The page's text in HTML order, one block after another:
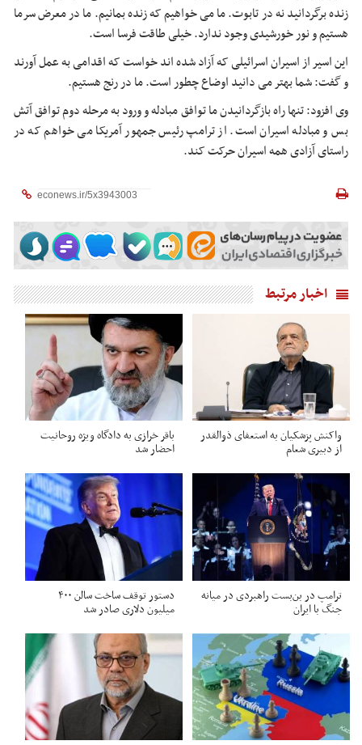
زنده برگردانید نه در تابوت. ما می خواهیم که زنده بمانیم. ما در معرض سرما
هستیم و نور خورشیدی وجود ندارد. خیلی طاقت فرسا است.
این اسیر از اسیران اسرائیلی که آزاد شده اند خواست که اقدامی به عمل آورند
و گفت: شما بهتر می دانید اوضاع چطور است. ما در رنج هستیم.
وی افزود: تنها راه بازگردانیدن ما توافق مبادله و ورود به مرحله دوم توافق آتش
بس و مبادله اسیران است. از ترامپ رئیس جمهور آمریکا می خواهم که در
راستای آزادی همه اسیران حرکت کند.
اخبار مرتبط
واکنش پزشکیان به استعفای ذوالقدر
از دبیری شعام
باقر خرازی به دادگاه ویژه روحانیت
احضار شد
ترامپ در بن‌بست راهبردی در میانه
جنگ با ایران
دستور توقف ساخت سالن ۴۰۰
میلیون دلاری صادر شد